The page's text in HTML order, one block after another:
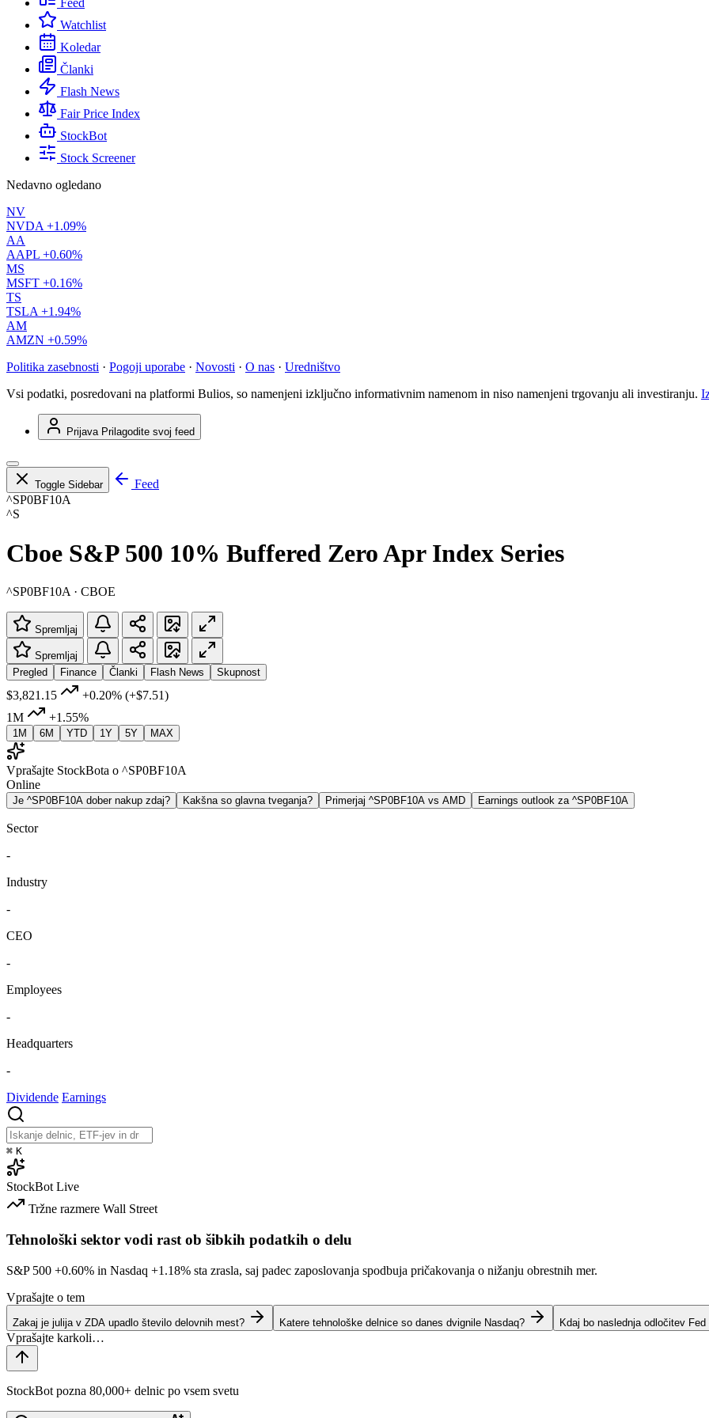
Feed
Watchlist
Koledar
Članki
Flash News
Fair Price Index
StockBot
Stock Screener
Nedavno ogledano
NV
NVDA +1.09%
AA
AAPL +0.60%
MS
MSFT +0.16%
TS
TSLA +1.94%
AM
AMZN +0.59%
Politika zasebnosti · Pogoji uporabe · Novosti · O nas · Uredništvo
Vsi podatki, posredovani na platformi Bulios, so namenjeni izključno informativnim namenom in niso namenjeni trgovanju ali investiranju.
Prijava Prilagodite svoj feed
Toggle Sidebar
Feed
^SP0BF10A
^S
Cboe S&P 500 10% Buffered Zero Apr Index Series
^SP0BF10A · CBOE
Spremljaj
Spremljaj
Pregled
Finance Članki Flash News Skupnost
$3,821.15 +0.20% (+$7.51)
1M
+1.55%
1M 6M YTD 1Y 5Y MAX
Vprašajte StockBota o ^SP0BF10A
Online
Je ^SP0BF10A dober nakup zdaj? Kakšna so glavna tveganja? Primerjaj ^SP0BF10A vs AMD Earnings outlook za ^SP0BF10A
Sector
-
Industry
-
CEO
-
Employees
-
Headquarters
-
Dividende Earnings
⌘ K
StockBot Live
Tržne razmere Wall Street
Tehnološki sektor vodi rast ob šibkih podatkih o delu
S&P 500 +0.60% in Nasdaq +1.18% sta zrasla, saj padec zaposlovanja spodbuja pričakovanja o nižanju obrestnih mer.
Vprašajte o tem
Zakaj je julija v ZDA upadlo število delovnih mest? Katere tehnološke delnice so danes dvignile Nasdaq? Kdaj bo naslednja odločitev
StockBot pozna 80,000+ delnic po vsem svetu